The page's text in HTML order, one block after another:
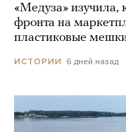
«Медуза» изучила,
фронта на
пластиковые
ИСТОРИИ 6 дней назад